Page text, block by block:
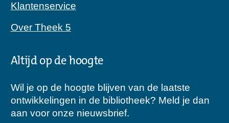
Klantenservice
Over Theek 5
Altijd op de hoogte
Wil je op de hoogte blijven van de laatste
ontwikkelingen in de bibliotheek? Meld je dan
aan voor onze nieuwsbrief.